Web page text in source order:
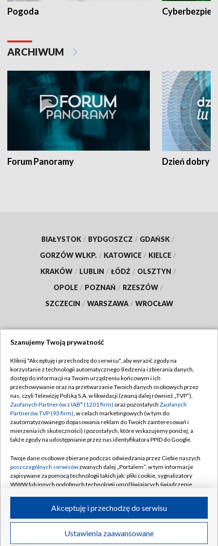
Pogoda
ARCHIWUM
Forum Panoramy Dzień dobry
BIAŁYSTOK / BYDGOSZCZ / GDAŃSK /
GORZÓW WLKP. / KATOWICE / KIELCE /
KRAKÓW / LUBLIN / ŁÓDŹ / OLSZTYN /
OPOLE / POZNAŃ / RZESZÓW /
SZCZECIN / WARSZAWA / WROCŁAW
TVP
Abonament TVP
Emisja w TVP
Centrum informacji TVP
Naziemna Telewizja Cyfrowa
Rada Programowa
System NOS
Informacje o nadawcy
Program dla prasy
Ogłoszenie przetargowe
Regulamin TVP
Polityka prywatności
Moje zgody
Pomoc
Kontakt
Kanały
©2026 Telewizja Polska S.A. w likwidacji
Szanujemy Twoją prywatność
Kliknij "Akceptuję i przechodzę do serwisu", aby wyrazić zgody na
korzystanie z technologii automatycznego śledzenia i zbierania danych,
dostęp do informacji na Twoim urządzeniu końcowym i ich
przechowywanie oraz na przetwarzanie Twoich danych osobowych przez
nas, czyli Telewizję Polską S.A. w likwidacji (zwaną dalej również „TVP”),
Zaufanych Partnerów z IAB* (1201 firm) oraz pozostałych Zaufanych
Partnerów TVP (93 firm), w celach marketingowych (w tym do
zautomatyzowanego dopasowania reklam do Twoich zainteresowań i
mierzenia ich skuteczności) i pozostałych, które wskazujemy poniżej, a
także zgody na udostępnianie przez nas identyfikatora PPID do Google.
Twoje dane osobowe zbierane podczas odwiedzania przez Ciebie naszych
poszczególnych serwisówzwanych dalej „Portalem”, w tym informacje
zapisywane za pomocą technologii takich jak: pliki cookie, sygnalizatory
WWW lub innych podobnych technologii umożliwiających świadczenie
ruchu w Internecie.
Twoje dane osobowe zbierane podczas odwiedzania przez Ciebie
poszczególnych serwisówna Portalu, takie jak adresy IP, identyfikatory
Ustawienia zaawansowane
Akceptuję i przechodzę do serwisu